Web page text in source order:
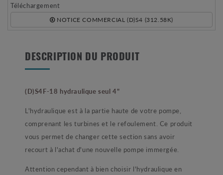
Téléchargement
NOTICE COMMERCIAL (D)S4 (312.58K)
DESCRIPTION DU PRODUIT
(D)S4F-18 hydraulique seul 4"
L'hydraulique est à la partie haute de votre pompe,
comprenant les turbines et le refoulement. Ce produit
vous permet de changer cette section sans avoir
recourt à l'achat d'une nouvelle pompe immergée.
Attention cependant à bien choisir l'hydraulique en